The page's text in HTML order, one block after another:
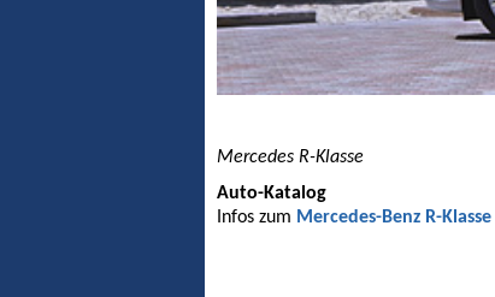
Mercedes R-Klasse
Auto-Katalog
Infos zum Mercedes-Benz R-Klasse